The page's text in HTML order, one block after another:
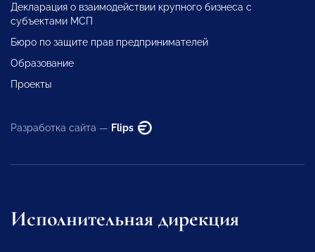
Декларация о взаимодействии крупного бизнеса с
субъектами МСП
Бюро по защите прав предпринимателей
Образование
Проекты
Разработка сайта — Flips
Исполнительная дирекция